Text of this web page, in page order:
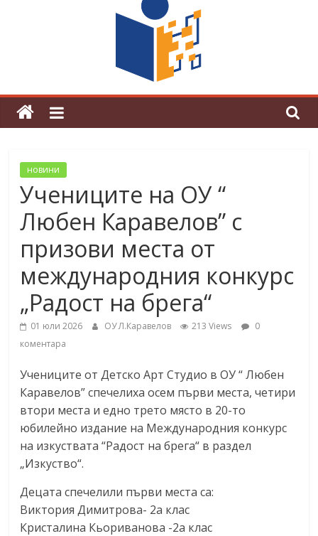
Магията на Андерсен оживя в ОУ
„Любен Каравелов“
новини
Учениците на ОУ “
Любен Каравелов” с
призови места от
международния конкурс
„Радост на брега“
01 юли 2026 ОУ Л.Каравелов 213 Views
0
коментара
Учениците от Детско Арт Студио в ОУ “ Любен
Каравелов” спечелиха осем първи места, четири
втори места и едно трето място в 20-то
юбилейно издание на Международния конкурс
на изкуствата “Радост на брега“ в раздел
„Изкуство“.
Децата спечелили първи места са:
Виктория Димитрова- 2а клас
Кристалина Кьориванова -2а клас